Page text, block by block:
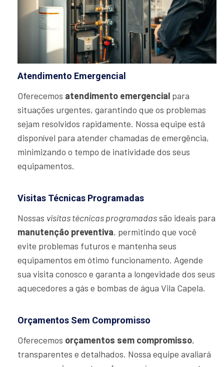
Atendimento Emergencial
Oferecemos atendimento emergencial para
situações urgentes, garantindo que os problemas
sejam resolvidos rapidamente. Nossa equipe está
disponível para atender chamadas de emergência,
minimizando o tempo de inatividade dos seus
equipamentos.
Visitas Técnicas Programadas
Nossas visitas técnicas programadassão ideais para
manutenção preventiva, permitindo que você
evite problemas futuros e mantenha seus
equipamentos em ótimo funcionamento. Agende
sua visita conosco e garanta a longevidade dos seus
aquecedores a gás e bombas de água Vila Capela.
Orçamentos Sem Compromisso
Oferecemos orçamentos sem compromisso,
transparentes e detalhados. Nossa equipe avaliará